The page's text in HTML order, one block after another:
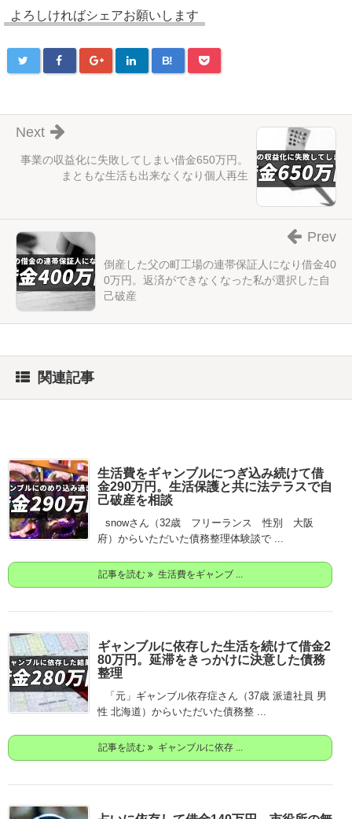
よろしければシェアお願いします
B!
事業の収益化に失敗してしまい借金650万円。
まともな生活も出来なくなり個人再生
Next
倒産した父の町工場の連帯保証人になり借金40
0万円。返済ができなくなった私が選択した自
己破産
Prev
関連記事
生活費をギャンブルにつぎ込み続けて借
金290万円。生活保護と共に法テラスで自
己破産を相談
snowさん（32歳 フリーランス 性別 大阪
府）からいただいた債務整理体験談で ...
記事を読む 生活費をギャンブ ...
ギャンブルに依存した生活を続けて借金2
80万円。延滞をきっかけに決意した債務
整理
「元」ギャンブル依存症さん（37歳 派遣社員 男
性 北海道）からいただいた債務整 ...
記事を読む ギャンブルに依存 ...